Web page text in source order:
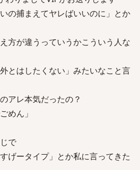
の捕まえてヤレばいいのに」とか
方が違うっていうかこういう人な
とはしたくない」みたいなこと言
アレ本気だったの？
めん」
で
げータイプ」とか私に言ってきた